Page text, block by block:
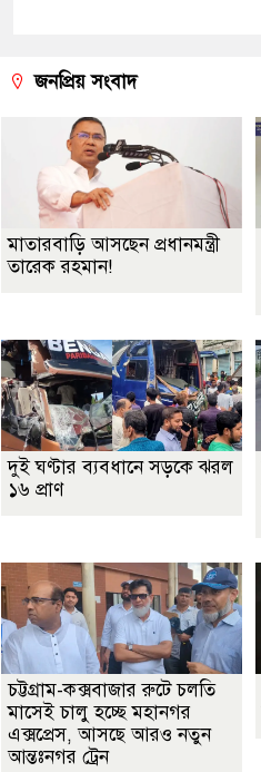
জনপ্রিয় সংবাদ
মাতারবাড়ি আসছেন প্রধানমন্ত্রী
তারেক রহমান!
দুই ঘণ্টার ব্যবধানে সড়কে ঝরল
১৬ প্রাণ
চট্টগ্রাম-কক্সবাজার রুটে চলতি
মাসেই চালু হচ্ছে মহানগর
এক্সপ্রেস, আসছে আরও নতুন
আন্তঃনগর ট্রেন